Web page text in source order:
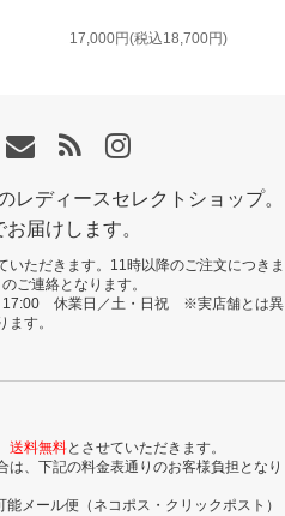
17,000円(税込18,700円)
レディースセレクトショップ。
届けします。
いただきます。11時以降のご注文につきま
ご連絡となります。
17:00 休業日／土・日祝 ※実店舗とは異
ます。
送料無料とさせていただきます。
、下記の料金表通りのお客様負担となり
メール便（ネコポス・クリックポスト）